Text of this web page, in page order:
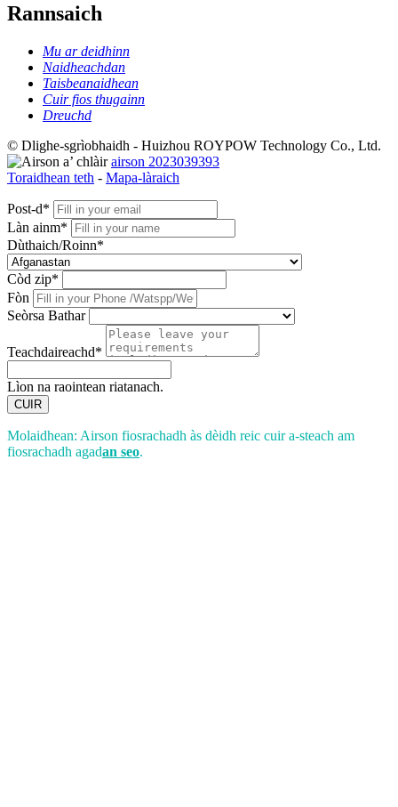
Rannsaich
Mu ar deidhinn
Naidheachdan
Taisbeanaidhean
Cuir fios thugainn
Dreuchd
© Dlighe-sgrìobhaidh - Huizhou ROYPOW Technology Co., Ltd.
airson 2023039393
Toraidhean teth - Mapa-làraich
Post-d*
Làn ainm*
Dùthaich/Roinn*
Còd zip*
Fòn
Seòrsa Bathar
Teachdaireachd*
Lìon na raointean riatanach.
CUIR
Molaidhean: Airson fiosrachadh às dèidh reic cuir a-steach am
fiosrachadh agadan seo.